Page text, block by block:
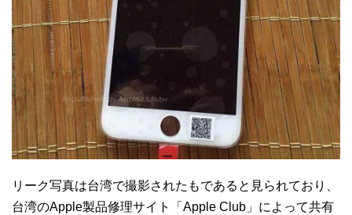
リーク写真は台湾で撮影されたもであると見られており、
台湾のApple製品修理サイト「Apple Club」によって共有